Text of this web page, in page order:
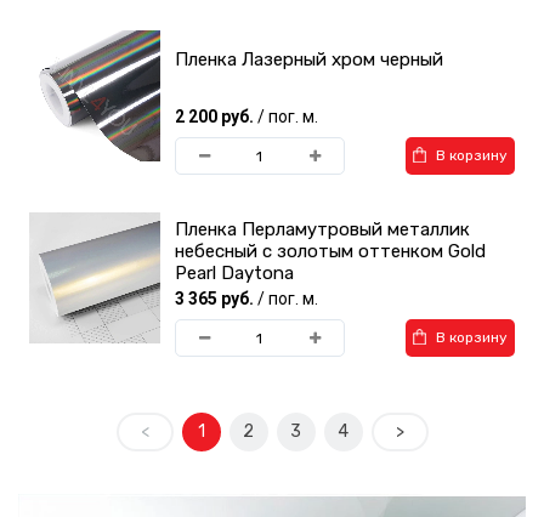
Пленка Лазерный хром черный
2 200 руб. / пог. м.
В корзину
Пленка Перламутровый металлик
небесный с золотым оттенком Gold
Pearl Daytona
3 365 руб. / пог. м.
В корзину
< 1 2 3 4 >